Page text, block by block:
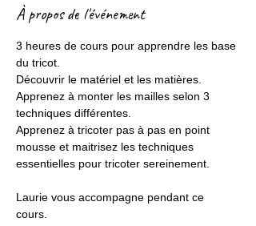
À propos de l'événement
3 heures de cours pour apprendre les base
du tricot.
Découvrir le matériel et les matières.
Apprenez à monter les mailles selon 3
techniques différentes.
Apprenez à tricoter pas à pas en point
mousse et maitrisez les techniques
essentielles pour tricoter sereinement.
Laurie vous accompagne pendant ce
cours.